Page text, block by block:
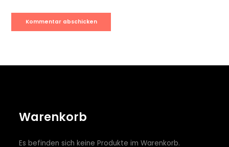
Warenkorb
Es befinden sich keine Produkte im Warenkorb.